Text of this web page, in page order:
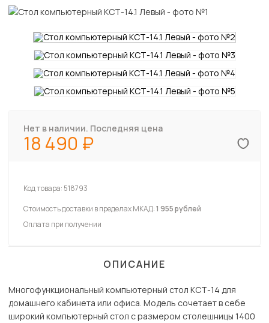
Нет в наличии. Последняя цена
18 490
Код товара: 518793
Стоимость доставки в пределах МКАД:1 955 рублей
Оплата при получении
ОПИСАНИЕ
Многофункциональный компьютерный стол КСТ-14 для
домашнего кабинета или офиса. Модель сочетает в себе
широкий компьютерный стол с размером столешницы 1400